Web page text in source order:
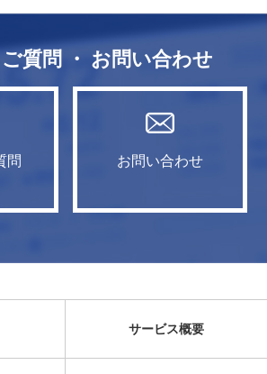
質問 ・ お問い合わせ
問 お問い合わせ
サービス概要